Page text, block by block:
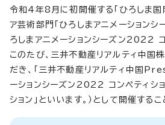
令和4年8月に初開催する「ひろしま国
ア芸術部門「ひろしまアニメーションシ
ろしまアニメーションシーズン2022 コ
このたび、三井不動産リアルティ中国
だき、「三井不動産リアルティ中国
ーションシーズン2022 コンペティショ
ション」といいます。）として開催する